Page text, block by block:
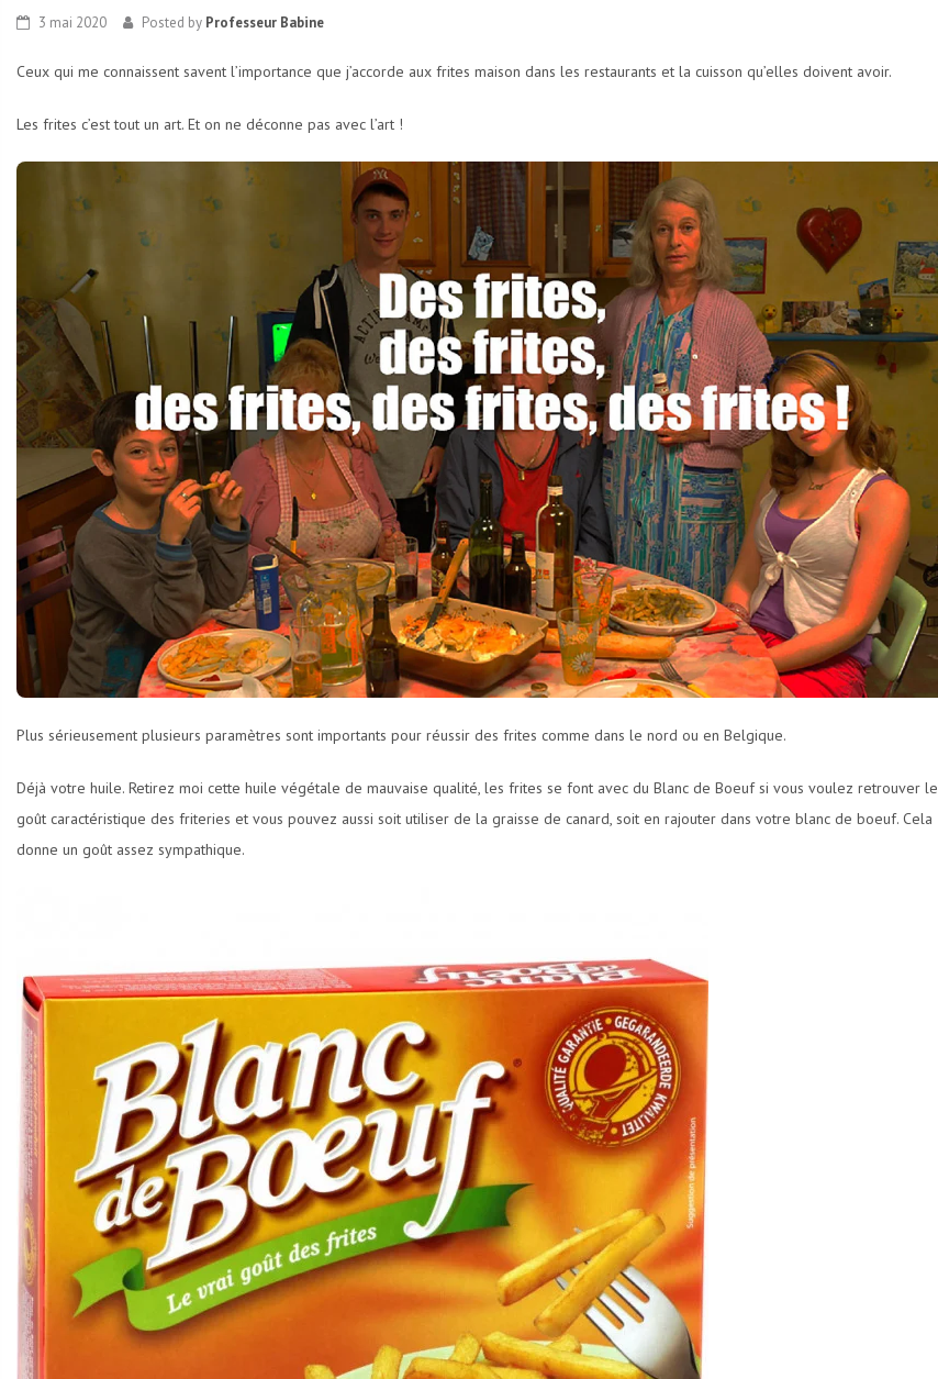
3 mai 2020 Posted by Professeur Babine
Ceux qui me connaissent savent l’importance que j’accorde aux frites maison dans les restaurants et la cuisson qu’elles doivent avoir.
Les frites c’est tout un art. Et on ne déconne pas avec l’art !
Plus sérieusement plusieurs paramètres sont importants pour réussir des frites comme dans le nord ou en Belgique.
Déjà votre huile. Retirez moi cette huile végétale de mauvaise qualité, les frites se font avec du Blanc de Boeuf si vous voulez retrouver le
goût caractéristique des friteries et vous pouvez aussi soit utiliser de la graisse de canard, soit en rajouter dans votre blanc de boeuf. Cela
donne un goût assez sympathique.